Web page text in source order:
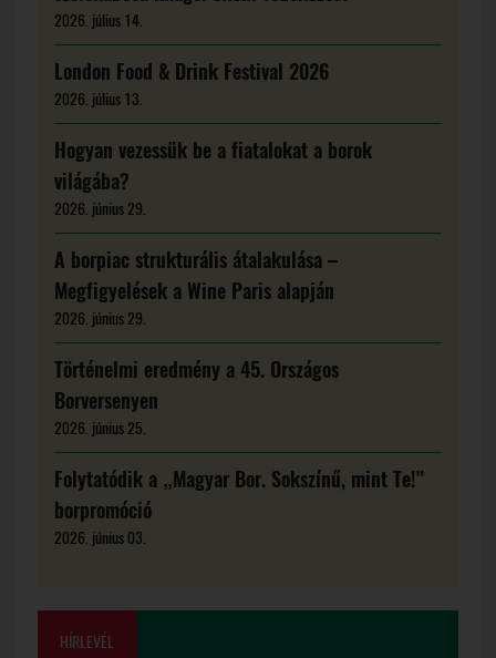
2026. július 14.
London Food & Drink Festival 2026
2026. július 13.
Hogyan vezessük be a fiatalokat a borok
világába?
2026. június 29.
A borpiac strukturális átalakulása –
Megfigyelések a Wine Paris alapján
2026. június 29.
Történelmi eredmény a 45. Országos
Borversenyen
2026. június 25.
Folytatódik a „Magyar Bor. Sokszínű, mint Te!”
borpromóció
2026. június 03.
HÍRLEVÉL